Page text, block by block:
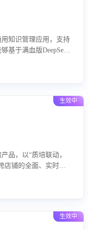
用知识管理应用，支持
基于满血版DeepSeek
产品，用户可以轻松
生效中
品，以“质培联动，
店铺的全面、实时、
生效中